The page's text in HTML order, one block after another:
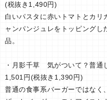
(税抜き1,490円)
白いパスタに赤いトマトとカリ
ャンパンジュレをトッピング
品。
・月影千草 気がついて？普
1,501円(税抜き1,390円)
普通の食事系バーガーではなく